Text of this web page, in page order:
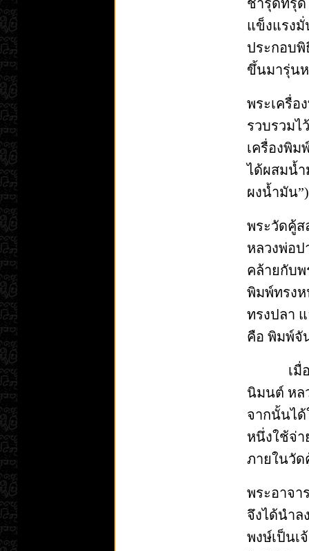
ชำรุดทรุ
แข็งแรงมั่
ประกอบพิ
ขึ้นมารุ่น
พระเครื่อ
รวบรวมไ
เครื่องพิม
ได้ผสมน้ำ
ผงน้ำมัน”)
พระวัดคู้ส
หลวงพ่อป
คล้ายกับพ
พิมพ์ทรง
ทรงปลา
คือ พิมพ์จั
เมื่อกด
นิมนต์ หล
จากนั้นไ
หนึ่งใช้จ่
ภายในวัด
พระอาจา
จึงได้นำล
พงษ์เป็นเ